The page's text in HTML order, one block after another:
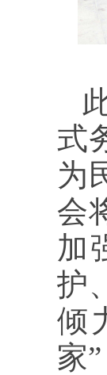
式
为
会
加
护
倾
家